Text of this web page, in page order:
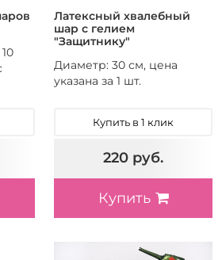
Латексный хвалебный
шар с гелием
"Защитнику"
Диаметр: 30 см, цена
указана за 1 шт.
Купить в 1 клик
220 руб.
Купить